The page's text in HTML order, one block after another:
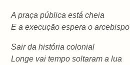
A praça pública está cheia
E a execução espera o arcebispo
Sair da história colonial
Longe vai tempo soltaram a lua